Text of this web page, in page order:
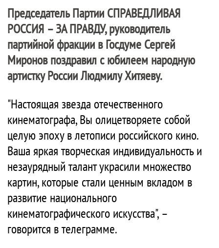
Председатель Партии СПРАВЕДЛИВАЯ
РОССИЯ – ЗА ПРАВДУ, руководитель
партийной фракции в Госдуме Сергей
Миронов поздравил с юбилеем народную
артистку России Людмилу Хитяеву.
"Настоящая звезда отечественного
кинематографа, Вы олицетворяете собой
целую эпоху в летописи российского кино.
Ваша яркая творческая индивидуальность и
незаурядный талант украсили множество
картин, которые стали ценным вкладом в
развитие национального
кинематографического искусства", –
говорится в телеграмме.